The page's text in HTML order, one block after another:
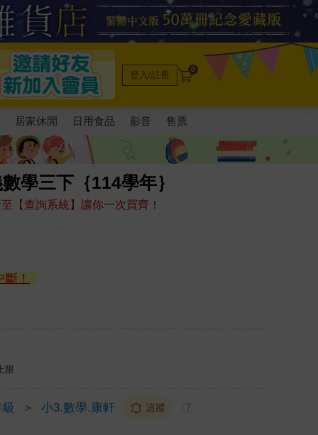
登入/註冊 0
居家休閒 日用食品 影音 售票
學三下｛114學年｝
【查詢系統】讓你一次買齊！
！
限
＞ 小3.數學.康軒 追蹤 ?